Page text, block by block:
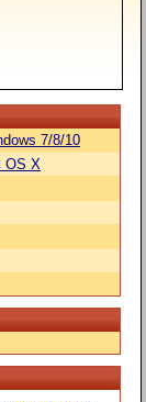
7/8/10
OS X